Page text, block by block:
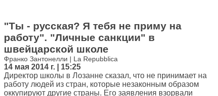
"Ты - русская? Я тебя не приму на
работу". "Личные санкции" в
швейцарской школе
Франко Зантонелли | La Repubblica
14 мая 2014 г. | 15:25
Директор школы в Лозанне сказал, что не принимает на
работу людей из стран, которые незаконным образом
оккупируют другие страны. Его заявления взорвали